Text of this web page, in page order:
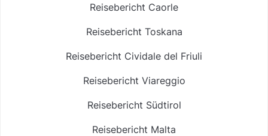
Reisebericht Caorle
Reisebericht Toskana
Reisebericht Cividale del Friuli
Reisebericht Viareggio
Reisebericht Südtirol
Reisebericht Malta